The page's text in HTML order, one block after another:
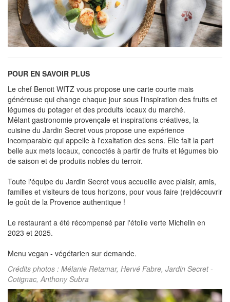
POUR EN SAVOIR PLUS
Le chef Benoit WITZ vous propose une carte courte mais
généreuse qui change chaque jour sous l'inspiration des fruits et
légumes du potager et des produits locaux du marché.
Mêlant gastronomie provençale et inspirations créatives, la
cuisine du Jardin Secret vous propose une expérience
incomparable qui appelle à l'exaltation des sens. Elle fait la part
belle aux mets locaux, concoctés à partir de fruits et légumes bio
de saison et de produits nobles du terroir.
Toute l'équipe du Jardin Secret vous accueille avec plaisir, amis,
familles et visiteurs de tous horizons, pour vous faire (re)découvrir
le goût de la Provence authentique !
Le restaurant a été récompensé par l'étoile verte Michelin en
2023 et 2025.
Menu vegan - végétarien sur demande.
Crédits photos : Mélanie Retamar, Hervé Fabre, Jardin Secret -
Cotignac, Anthony Subra